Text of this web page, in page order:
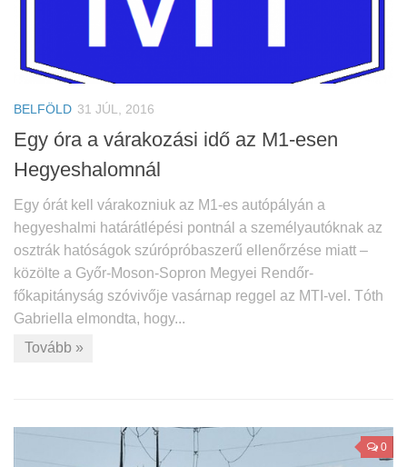
BELFÖLD 31 JÚL, 2016
Egy óra a várakozási idő az M1-esen
Hegyeshalomnál
Egy órát kell várakozniuk az M1-es autópályán a
hegyeshalmi határátlépési pontnál a személyautóknak az
osztrák hatóságok szúrópróbaszerű ellenőrzése miatt –
közölte a Győr-Moson-Sopron Megyei Rendőr-
főkapitányság szóvivője vasárnap reggel az MTI-vel. Tóth
Gabriella elmondta, hogy...
Tovább »
0